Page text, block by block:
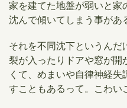
家を建てた地盤が弱いと家
沈んで傾いてしまう事があ
それを不同沈下というんだ
裂が入ったりドアや窓が開
くて、めまいや自律神経
すこともあるって。こわい